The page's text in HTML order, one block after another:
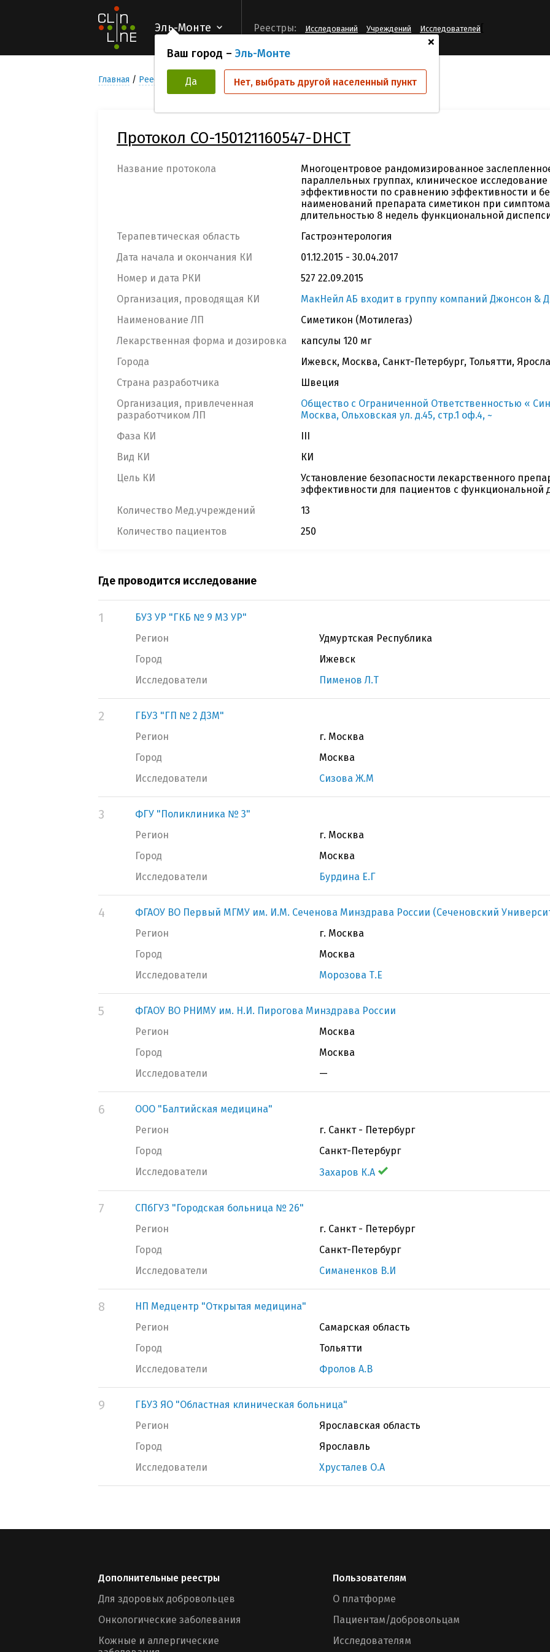
Эль-Монте
+
Ваш город – Эль-Монте
Да Нет, выбрать другой населенный пункт
Реестры: Исследований Учреждений Исследователей
Главная Реестр Клинических исследований CO-150121160547-DHCT
Протокол CO-150121160547-DHCT
Название протокола
Многоцентровое рандомизированное
параллельных группах, клиническое
эффективности по сравнению эффективности и
наименований препарата симетикон при
длительностью 8 недель функциональной
Терапевтическая область
Гастроэнтерология
Дата начала и окончания КИ
01.12.2015 - 30.04.2017
Номер и дата РКИ
527 22.09.2015
Организация, проводящая КИ
МакНейл АБ входит в группу компаний Джонсон &
Наименование ЛП
Симетикон (Мотилегаз)
Лекарственная форма и дозировка
капсулы 120 мг
Города
Ижевск, Москва, Санкт-Петербург, Тольятти,
Страна разработчика
Швеция
Организация, привлеченная
разработчиком ЛП
Общество с Ограниченной Ответственностью «
Москва, Ольховская ул. д.45, стр.1 оф.4, ~
Фаза КИ
III
Вид КИ
КИ
Цель КИ
Установление безопасности лекарственного
эффективности для пациентов с функциональной
Количество Мед.учреждений
13
Количество пациентов
250
Где проводится исследование
1
БУЗ УР "ГКБ № 9 МЗ УР"
Регион
Удмуртская Республика
Город
Ижевск
Исследователи
Пименов Л.Т
2
ГБУЗ "ГП № 2 ДЗМ"
Регион
г. Москва
Город
Москва
Исследователи
Сизова Ж.М
3
ФГУ "Поликлиника № 3"
Регион
г. Москва
Город
Москва
Исследователи
Бурдина Е.Г
4
ФГАОУ ВО Первый МГМУ им. И.М. Сеченова Минздрава России (Сеченовский
Регион
г. Москва
Город
Москва
Исследователи
Морозова Т.Е
5
ФГАОУ ВО РНИМУ им. Н.И. Пирогова Минздрава России
Регион
Москва
Город
Москва
Исследователи
—
6
ООО "Балтийская медицина"
Регион
г. Санкт - Петербург
Город
Санкт-Петербург
Исследователи
Захаров К.А
7
СПбГУЗ "Городская больница № 26"
Регион
г. Санкт - Петербург
Город
Санкт-Петербург
Исследователи
Симаненков В.И
8
НП Медцентр "Открытая медицина"
Регион
Самарская область
Город
Тольятти
Исследователи
Фролов А.В
9
ГБУЗ ЯО "Областная клиническая больница"
Регион
Ярославская область
Город
Ярославль
Исследователи
Хрусталев О.А
Дополнительные реестры
Для здоровых добровольцев
Онкологические заболевания
Кожные и аллергические
Пользователям
О платформе
Пациентам/добровольцам
Исследователям